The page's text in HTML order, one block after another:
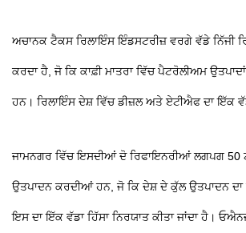
ਅਚਾਨਕ ਟੈਕਸ ਰਿਲਾਇੰਸ ਇੰਡਸਟਰੀਜ਼ ਵਰਗੇ ਵੱਡੇ ਨਿੱਜੀ
ਕਰਦਾ ਹੈ, ਜੋ ਕਿ ਕਾਫ਼ੀ ਮਾਤਰਾ ਵਿੱਚ ਪੈਟਰੋਲੀਅਮ
ਹਨ। ਰਿਲਾਇੰਸ ਦੇਸ਼ ਵਿੱਚ ਡੀਜ਼ਲ ਅਤੇ ਏਟੀਐਫ ਦਾ ਇੱਕ
ਜਾਮਨਗਰ ਵਿੱਚ ਇਸਦੀਆਂ ਦੋ ਰਿਫਾਇਨਰੀਆਂ ਲਗਪਗ 50
ਉਤਪਾਦਨ ਕਰਦੀਆਂ ਹਨ, ਜੋ ਕਿ ਦੇਸ਼ ਦੇ ਕੁੱਲ ਉਤਪਾਦਨ
ਇਸ ਦਾ ਇੱਕ ਵੱਡਾ ਹਿੱਸਾ ਨਿਰਯਾਤ ਕੀਤਾ ਜਾਂਦਾ ਹੈ।